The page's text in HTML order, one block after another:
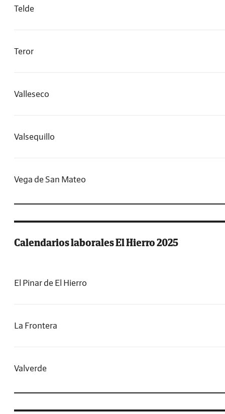
Telde
Teror
Valleseco
Valsequillo
Vega de San Mateo
Calendarios laborales El Hierro 2025
El Pinar de El Hierro
La Frontera
Valverde